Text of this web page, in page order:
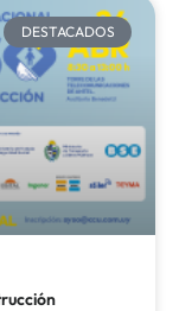
DESTACADOS